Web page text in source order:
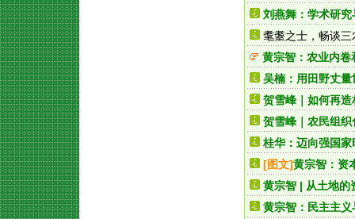
刘燕舞：学术研
耄耋之士，畅谈
黄宗智：农业内卷
吴楠：用田野丈量
贺雪峰｜如何再造
贺雪峰｜农民组
桂华：迈向强国
[图文]黄宗智：资
黄宗智 | 从土地的
黄宗智：民主主